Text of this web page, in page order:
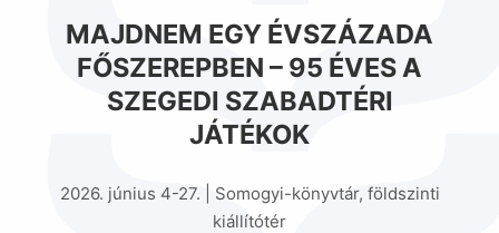
MAJDNEM EGY ÉVSZÁZADA
FŐSZEREPBEN – 95 ÉVES A
SZEGEDI SZABADTÉRI
JÁTÉKOK
2026. június 4-27. | Somogyi-könyvtár, földszinti
kiállítótér